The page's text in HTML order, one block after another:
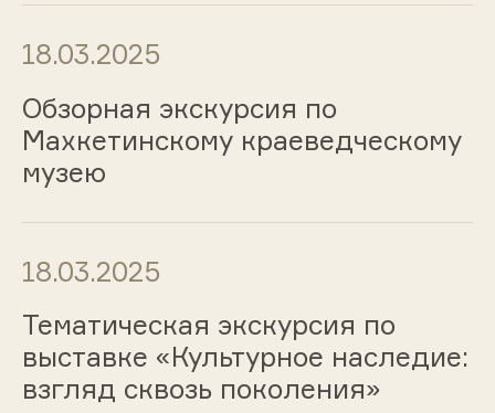
18.03.2025
Обзорная экскурсия по
Махкетинскому краеведческому
музею
18.03.2025
Тематическая экскурсия по
выставке «Культурное наследие:
взгляд сквозь поколения»